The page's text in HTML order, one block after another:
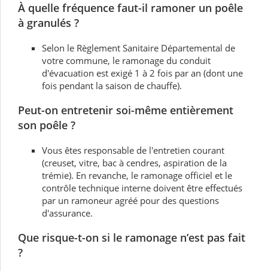
À quelle fréquence faut-il ramoner un poêle
à granulés ?
Selon le Règlement Sanitaire Départemental de
votre commune, le ramonage du conduit
d'évacuation est exigé 1 à 2 fois par an (dont une
fois pendant la saison de chauffe).
Peut-on entretenir soi-même entièrement
son poêle ?
Vous êtes responsable de l'entretien courant
(creuset, vitre, bac à cendres, aspiration de la
trémie). En revanche, le ramonage officiel et le
contrôle technique interne doivent être effectués
par un ramoneur agréé pour des questions
d'assurance.
Que risque-t-on si le ramonage n’est pas fait
?